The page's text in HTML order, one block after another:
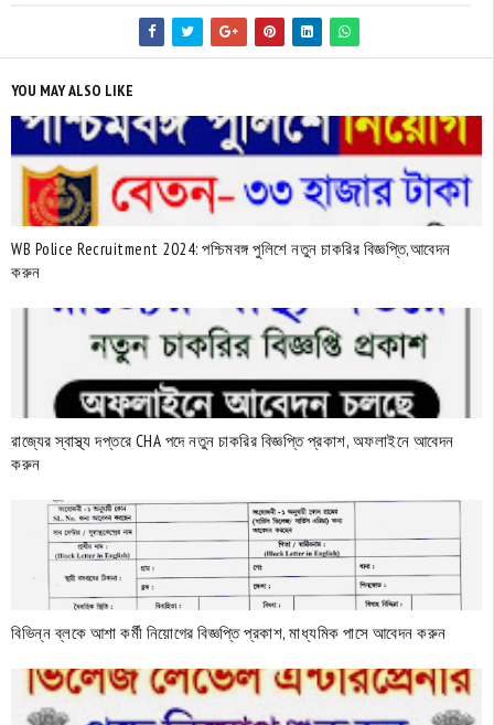
YOU MAY ALSO LIKE
WB Police Recruitment 2024: পশ্চিমবঙ্গ পুলিশে নতুন চাকরির বিজ্ঞপ্তি,আবেদন
করুন
রাজ্যের স্বাস্থ্য দপ্তরে CHA পদে নতুন চাকরির বিজ্ঞপ্তি প্রকাশ, অফলাইনে আবেদন
করুন
বিভিন্ন ব্লকে আশা কর্মী নিয়োগের বিজ্ঞপ্তি প্রকাশ, মাধ্যমিক পাসে আবেদন করুন